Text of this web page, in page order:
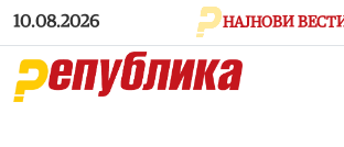
Skip to main content
10.08.2026 НАЈНОВИ